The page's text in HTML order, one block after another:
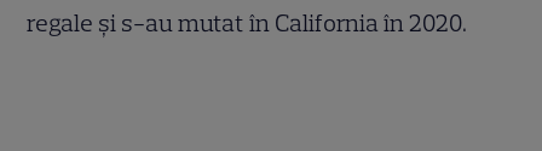
regale și s-au mutat în California în 2020.